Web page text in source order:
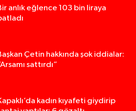
anlık eğlence 103 bin liraya
Çetin hakkında şok iddialar:
sattırdı”
kadın kıyafeti giydirip